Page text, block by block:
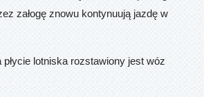
załogę znowu kontynuują jazdę w
lotniska rozstawiony jest wóz